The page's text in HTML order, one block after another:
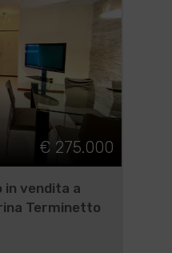
€ 275.000
vendita a
Terminetto